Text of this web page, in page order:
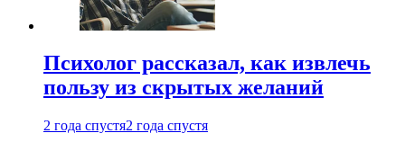
Психолог рассказал, как извлечь
пользу из скрытых желаний
2 года спустя2 года спустя